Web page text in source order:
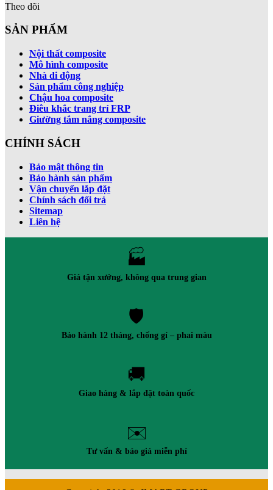
Theo dõi
SẢN PHẨM
Nội thất composite
Mô hình composite
Nhà di động
Sản phẩm công nghiệp
Chậu hoa composite
Điêu khắc trang trí FRP
Giường tắm nắng composite
CHÍNH SÁCH
Bảo mật thông tin
Bảo hành sản phẩm
Vận chuyển lắp đặt
Chính sách đổi trả
Sitemap
Liên hệ
🏭
Giá tận xưởng, không qua trung gian
🛡️
Bảo hành 12 tháng, chống gỉ – phai màu
🚚
Giao hàng & lắp đặt toàn quốc
✉️
Tư vấn & báo giá miễn phí